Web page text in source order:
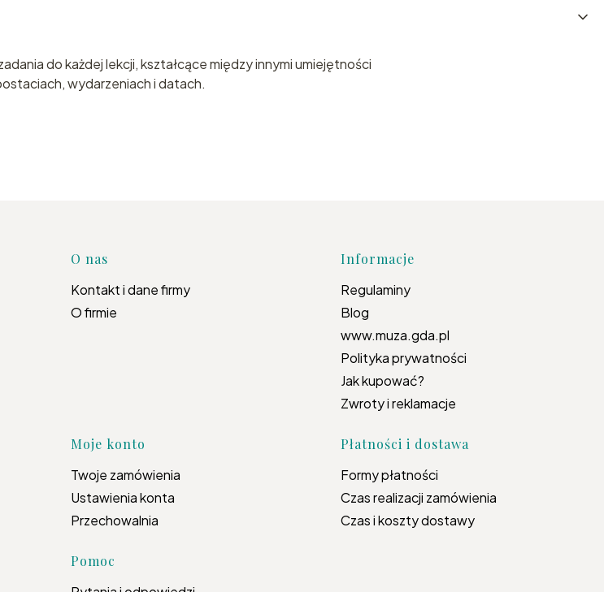
do każdej lekcji, kształcące między innymi umiejętności
wydarzeniach i datach.
Linki w stopce
O nas
Kontakt i dane firmy
O firmie
Informacje
Regulaminy
Blog
www.muza.gda.pl
Polityka prywatności
Jak kupować?
Zwroty i reklamacje
Moje konto
Twoje zamówienia
Ustawienia konta
Przechowalnia
Płatności i dostawa
Formy płatności
Czas realizacji zamówienia
Czas i koszty dostawy
Pomoc